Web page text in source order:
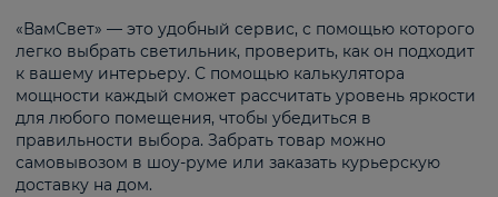
«ВамСвет» — это удобный сервис, с помощью которого
легко выбрать светильник, проверить, как он подходит
к вашему интерьеру. С помощью калькулятора
мощности каждый сможет рассчитать уровень яркости
для любого помещения, чтобы убедиться в
правильности выбора. Забрать товар можно
самовывозом в шоу-руме или заказать курьерскую
доставку на дом.